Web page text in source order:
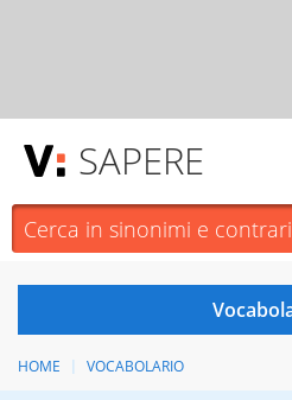
SAPERE
HOME VOCABOLARIO